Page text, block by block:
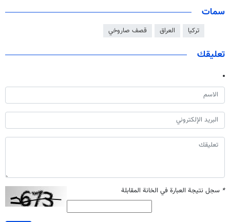
سمات
تركيا العراق قصف صاروخي
تعليقك
* سجل نتيجة العبارة في الخانة المقابلة